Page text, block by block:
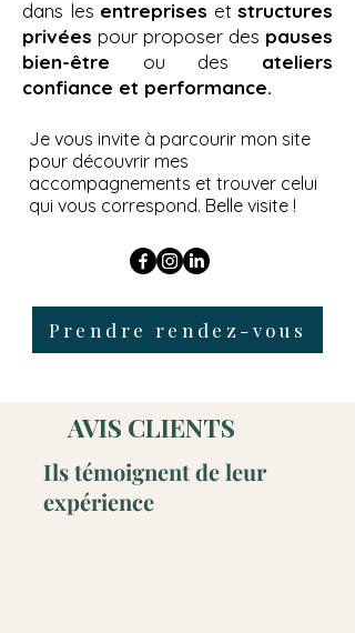
dans les entreprises et structures
privées pour proposer des pauses
bien-être ou des ateliers
confiance et performance.​
Je vous invite à parcourir mon site
pour découvrir mes
accompagnements et trouver celui
qui vous correspond. Belle visite !
Prendre rendez-vous
Ils témoignent de leur
expérience
AVIS CLIENTS